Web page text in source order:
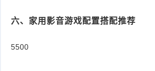
六、家用影音游戏配置搭配推荐
5500